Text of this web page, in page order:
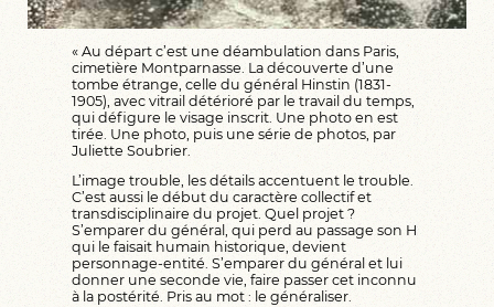
« Au départ c’est une déambulation dans Paris,
cimetière Montparnasse. La découverte d’une
tombe étrange, celle dugénéral Hinstin (1831-
1905), avec vitrail détérioré par le travail du temps,
qui défigure le visage inscrit. Une photo en est
tirée. Une photo, puis unesérie de photos , par
Juliette Soubrier.
L’image trouble, les détails accentuent le trouble.
C’est aussi le début du caractère collectif et
transdisciplinaire du projet. Quel projet ?
S’emparer du général, qui perd au passage son H
qui le faisait humain historique, devient
personnage-entité. S’emparer du général et lui
donner une seconde vie, faire passer cet inconnu
à la postérité. Pris au mot : le généraliser.